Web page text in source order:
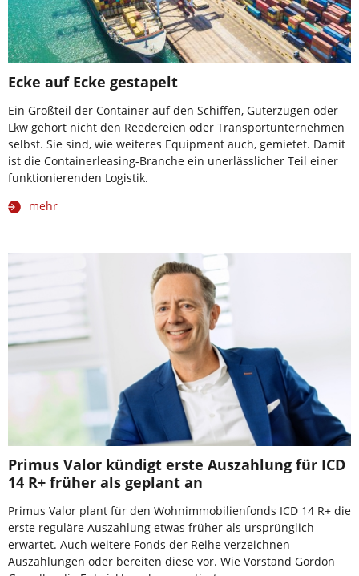
Ecke auf Ecke gestapelt
Ein Großteil der Container auf den Schiffen, Güterzügen oder
Lkw gehört nicht den Reedereien oder Transportunternehmen
selbst. Sie sind, wie weiteres Equipment auch, gemietet. Damit
ist die Containerleasing-Branche ein unerlässlicher Teil einer
funktionierenden Logistik.
mehr
Primus Valor kündigt erste Auszahlung für ICD
14 R+ früher als geplant an
Primus Valor plant für den Wohnimmobilienfonds ICD 14 R+ die
erste reguläre Auszahlung etwas früher als ursprünglich
erwartet. Auch weitere Fonds der Reihe verzeichnen
Auszahlungen oder bereiten diese vor. Wie Vorstand Gordon